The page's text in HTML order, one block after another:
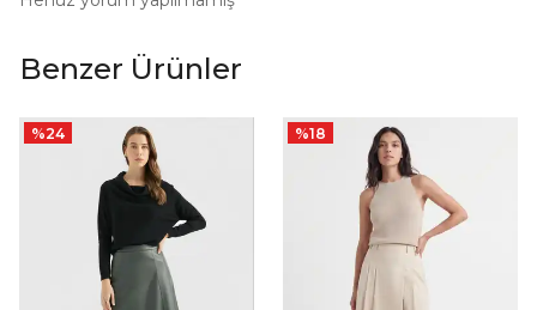
Benzer Ürünler
%24 %18